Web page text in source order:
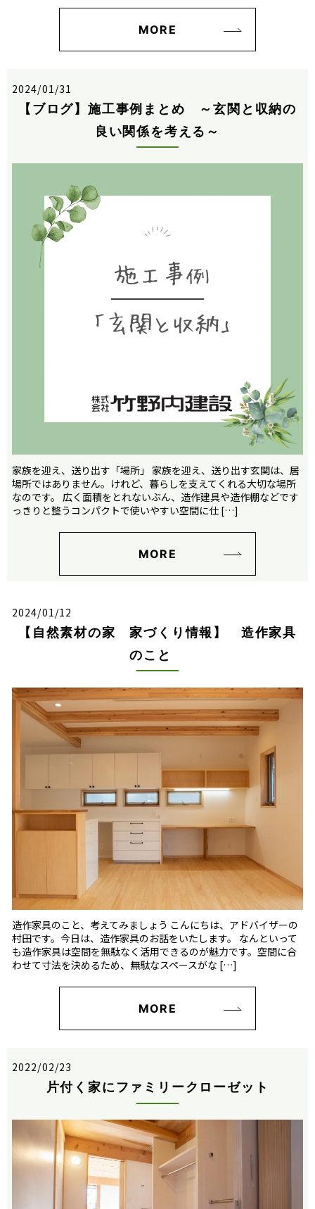
MORE
2024/01/31
【ブログ】施工事例まとめ ～玄関と収納の
良い関係を考える～
家族を迎え、送り出す「場所」 家族を迎え、送り出す玄関は、居
場所ではありません。けれど、暮らしを支えてくれる大切な場所
なのです。 広く面積をとれないぶん、造作建具や造作棚などです
っきりと整うコンパクトで使いやすい空間に仕 […]
MORE
2024/01/12
【自然素材の家 家づくり情報】 造作家具
のこと
造作家具のこと、考えてみましょう こんにちは、アドバイザーの
村田です。今日は、造作家具のお話をいたします。 なんといって
も造作家具は空間を無駄なく活用できるのが魅力です。空間に合
わせて寸法を決めるため、無駄なスペースがな […]
MORE
2022/02/23
片付く家にファミリークローゼット